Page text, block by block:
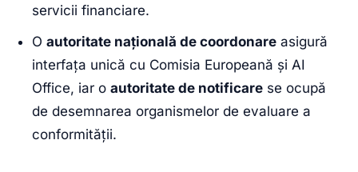
servicii financiare.
O autoritate națională de coordonare asigură
interfața unică cu Comisia Europeană și AI
Office, iar o autoritate de notificare se ocupă
de desemnarea organismelor de evaluare a
conformității.